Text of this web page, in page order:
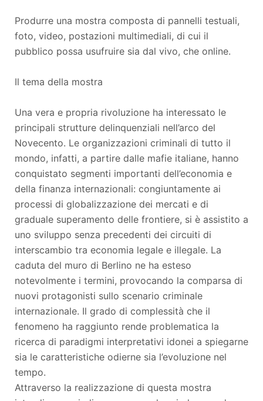
Produrre una mostra composta di pannelli testuali,
foto, video, postazioni multimediali, di cui il
pubblico possa usufruire sia dal vivo, che online.
Il tema della mostra
Una vera e propria rivoluzione ha interessato le
principali strutture delinquenziali nell’arco del
Novecento. Le organizzazioni criminali di tutto il
mondo, infatti, a partire dalle mafie italiane, hanno
conquistato segmenti importanti dell’economia e
della finanza internazionali: congiuntamente ai
processi di globalizzazione dei mercati e di
graduale superamento delle frontiere, si è assistito a
uno sviluppo senza precedenti dei circuiti di
interscambio tra economia legale e illegale. La
caduta del muro di Berlino ne ha esteso
notevolmente i termini, provocando la comparsa di
nuovi protagonisti sullo scenario criminale
internazionale. Il grado di complessità che il
fenomeno ha raggiunto rende problematica la
ricerca di paradigmi interpretativi idonei a spiegarne
sia le caratteristiche odierne sia l’evoluzione nel
tempo.
Attraverso la realizzazione di questa mostra